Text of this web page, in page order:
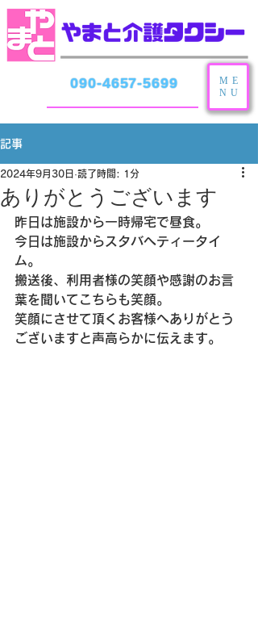
090-4657-5699
ME
NU
記事
ありがとうございます
2024年9月30日 読了時間: 1分
昨日は施設から一時帰宅で昼食。
今日は施設からスタバへティータイ
ム。
搬送後、利用者様の笑顔や感謝のお言
葉を聞いてこちらも笑顔。
笑顔にさせて頂くお客様へありがとう
ございますと声高らかに伝えます。